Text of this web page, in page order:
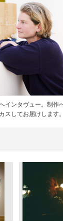
インタヴュー。制作
スしてお届けします。